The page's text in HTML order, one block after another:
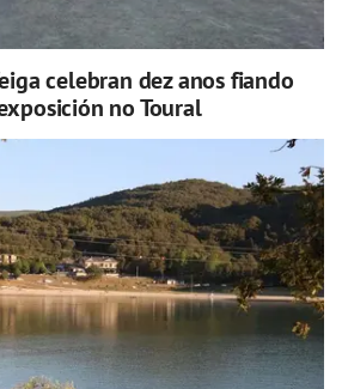
celebran dez anos fiando
no Toural